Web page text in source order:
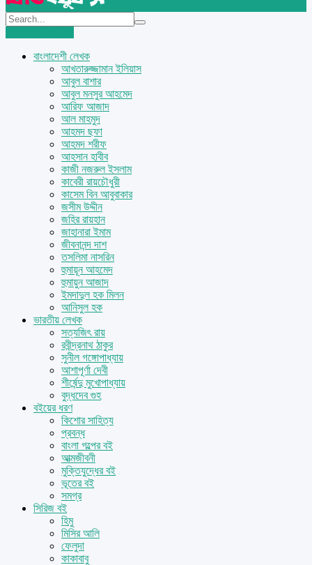
বাংলাদেশী লেখক
আখতারুজ্জামান ইলিয়াস
আবুল বাশার
আবুল মনসুর আহমেদ
আরিফ আজাদ
আল মাহমুদ
আহমদ ছফা
আহমদ শরীফ
আহসান হাবীব
কাজী নজরুল ইসলাম
কাবেরী রায়চৌধুরী
কাসেম বিন আবুবাকার
জসীম উদ্দীন
জহির রায়হান
জাহানারা ইমাম
জীবনানন্দ দাশ
তসলিমা নাসরিন
হুমায়ূন আহমেদ
হুমায়ুন আজাদ
ইমদাদুল হক মিলন
আনিসুল হক
ভারতীয় লেখক
সত্যজিৎ রায়
রবীন্দ্রনাথ ঠাকুর
সুনীল গঙ্গোপাধ্যায়
আশাপূর্ণা দেবী
শীর্ষেন্দু মুখোপাধ্যায়
বুদ্ধদেব গুহ
বইয়ের ধরণ
কিশোর সাহিত্য
প্রবন্ধ
বাংলা গল্পের বই
আত্মজীবনী
মুক্তিযুদ্ধের বই
ভূতের বই
সমগ্র
সিরিজ বই
হিমু
মিসির আলি
ফেলুদা
কাকাবাবু